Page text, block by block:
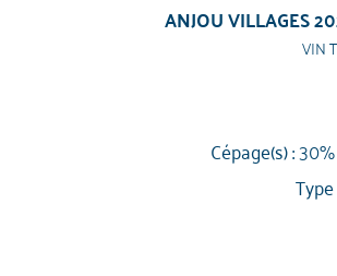
ANJOU VILLAGES
VIN
Cépage(s) :